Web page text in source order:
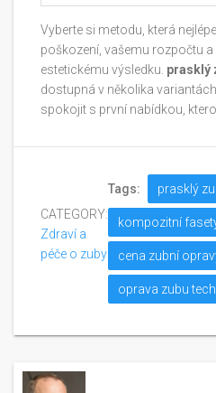
Vyberte si metodu, která
poškození, vašemu rozpočtu
estetickému výsledku. prasklý
dostupná v několika
spokojit s první nabídkou,
CATEGORY:
Zdraví a
péče o zuby
Tags: prasklý
kompozitní
cena zubní
oprava zubu